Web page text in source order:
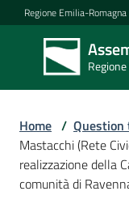
Vai al contenuto
Vai alla navigazione
Vai al footer
Regione Emilia-Romagna
Regione
Assemblea
Home / Question
Mastacchi (Rete
realizzazione della
comunità di